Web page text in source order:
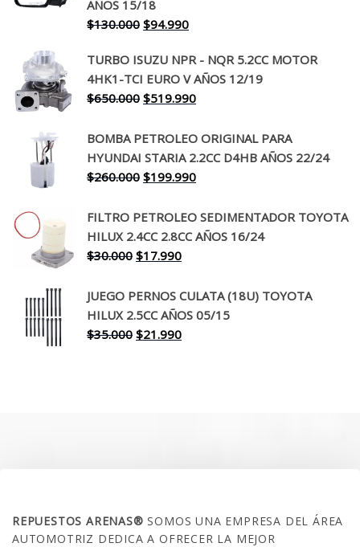
AÑOS 15/18
$130.000 El
original
era:
$130.000.
$94.990El
actual
es:
$94.990.
TURBO ISUZU NPR - NQR 5.2CC MOTOR
4HK1-TCI EURO V AÑOS 12/19
$650.000 El
original
era:
$650.000.
$519.990El
actual
es:
$519.990.
BOMBA PETROLEO ORIGINAL PARA
HYUNDAI STARIA 2.2CC D4HB AÑOS 22/24
$260.000 El
original
era:
$260.000.
$199.990El
actual
es:
FILTRO PETROLEO SEDIMENTADOR TOYOTA
HILUX 2.4CC 2.8CC AÑOS 16/24
$30.000 El
original
era:
$30.000.
$17.990El
actual
es:
$17.990.
JUEGO PERNOS CULATA (18U) TOYOTA
HILUX 2.5CC AÑOS 05/15
$35.000 El
$21.990El
REPUESTOS ARENAS®SOMOS UNA EMPRESA DEL ÁREA
AUTOMOTRIZ DEDICA A OFRECER LA MEJOR